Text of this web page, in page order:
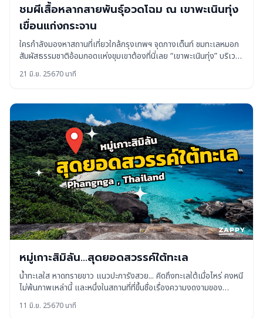
ชมผีเสื้อหลากสายพันธุ์อวดโฉม ณ เขาพะเนินทุ่ง
เขื่อนแก่งกระจาน
ใครกำลังมองหาสถานที่เที่ยวใกล้กรุงเทพฯ จุดกางเต็นท์ ชมทะเลหมอก
สัมผัสธรรมชาติอ้อมกอดแห่งขุมเขาต้องที่นี่เลย “เขาพะเนินทุ่ง” บริเวณ
แคมป์บ้านกร่างเขตอุทยานแห่งชาติแก่งกระจาน ถือเป็นสวรรค์ของคน
รักธรรมชาติ ที่ชอบเดินป่า ตั้งแคมป์ เดินรับลมชิลๆ ซึ่งจะเริ่มมีผี
21 มิ.ย. 25670 นาที
หมู่เกาะสิมิลัน...สุดยอดสวรรค์ใต้ทะเล
น้ำทะเลใส หาดทรายขาว แนวปะการังสวย... คิดถึงทะเลใต้เมื่อไหร่ คงหนี
ไม่พ้นภาพเหล่านี้ และหนึ่งในสถานที่ที่ขึ้นชื่อเรื่องความงดงามของ
ธรรมชาติใต้ท้องทะเล คงต้องยกให้ หมู่เกาะสิมิลัน ดินแดนมหัศจรรย์
แห่งทะเลอันดามันถือเป็นสวรรค์ใต้ทะเล ที่เหล่าบรรดาคนรักดำน้ำ อ
11 มิ.ย. 25670 นาที